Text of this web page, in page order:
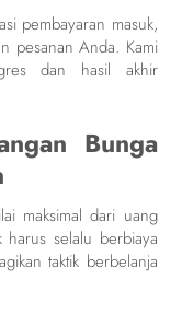
pembayaran masuk,
pesanan Anda. Kami
dan hasil akhir
Bunga
maksimal dari uang
selalu berbiaya
taktik berbelanja